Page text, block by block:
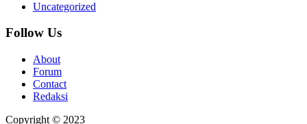
Uncategorized
Follow Us
About
Forum
Contact
Redaksi
Copyright © 2023